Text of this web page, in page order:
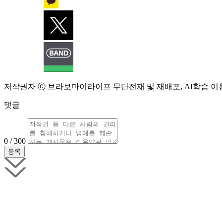
저작권자 ⓒ 브라보마이라이프 무단전재 및 재배포, AI학습 이
댓글
0 / 300